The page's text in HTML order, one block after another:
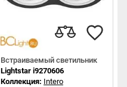
Встраиваемый светильник
Lightstar i9270606
Коллекция: Intero